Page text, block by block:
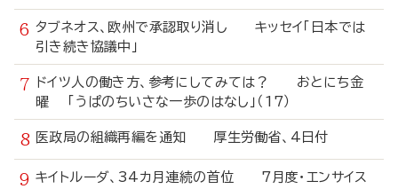
タブネオス、欧州で承認取り消し キッセイ「日本では
引き続き協議中」
ドイツ人の働き方、参考にしてみては？ おとにち金
曜 「うぱのちいさな一歩のはなし」（17）
医政局の組織再編を通知 厚生労働省、4日付
キイトルーダ、34カ月連続の首位 7月度・エンサイス